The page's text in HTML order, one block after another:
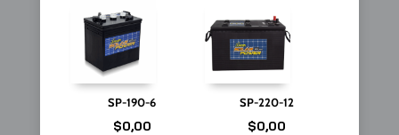
SP-190-6
$0,00
SP-220-12
$0,00